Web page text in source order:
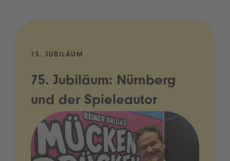
75. JUBILÄUM
75. Jubiläum: Nürnberg
und der Spieleautor